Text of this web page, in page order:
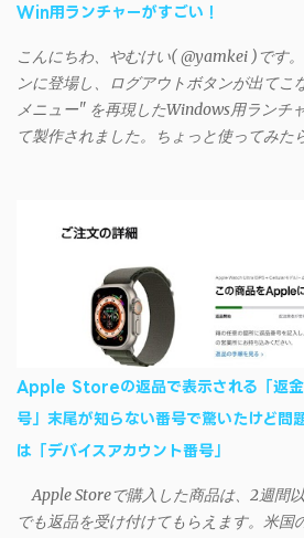
に設定する （念のため）再起動する
すれば完了 一度この手順を施せば、言
もOKだ。これでWi-Fiを使った同期機能
接続による同期については、アプリに根
おり、現時点で使えないようだ。諦め
iSyncrを活用することで、Androidデバ
ートフォンに移行したい場合に役立つは
Win用ランチャーがすごい！
こんにちわ、やむけい( @yamkei )です
ンに登場し、ログアウトボタンが出てこ
メニュー" を再現したWindows用ランチ
て製作されました。ちょっと使ってみた
す・・・。カッコイイ！！ 開発ページ（
SAO Utilities Project – development log
1. 開発ページ のDownloadsの項目から自
をダウンロードする。 Windows（
Win8）に対応です。 （ ◆自分のパソコ
ト版かを確認したい ） 2.ダウンロードし
（自分はProgram Filesの中に移動させち
中にある SAO Utils.exe を実行。 3.アッ
時に知らせてくれるので、パッチをダウ
て切り取り、先ほどダウンロードした
け、新しいファイルへ置き換えることで
Apple Storeの返品で表示される「返金
号」末尾が知らない番号で驚いたけど
は「デバイスアカウント番号」
Apple Storeで購入した商品は、2週間
でも返品を受け付けてもらえます。米国